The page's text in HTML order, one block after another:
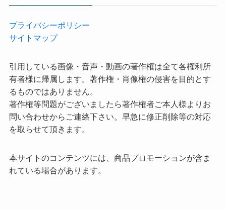
プライバシーポリシー
サイトマップ
引用している画像・音声・動画の著作権は全て各権利所
有者様に帰属します。著作権・肖像権の侵害を目的とす
るものではありません。
著作権等問題がございましたら著作権者ご本人様よりお
問い合わせからご連絡下さい。早急に修正削除等の対応
を取らせて頂きます。
本サイトのコンテンツには、商品プロモーションが含ま
れている場合があります。